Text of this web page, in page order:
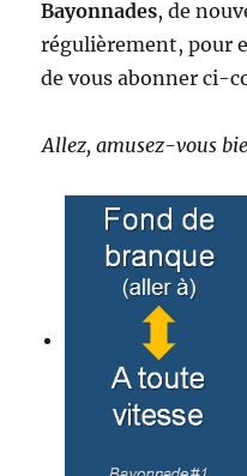
Bayonnades, de
régulièrement, pour
de vous abonner ci-
Allez, amusez-vous